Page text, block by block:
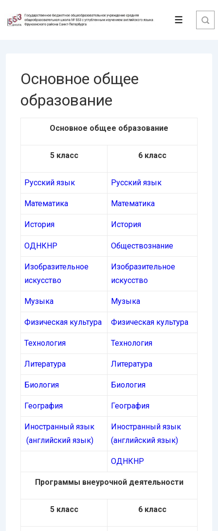
Перейти
Меню
Основное общее
образование
Основное общее образование
5 класс 6 класс
Русский язык Русский язык
Математика Математика
История История
ОДНКНР Обществознание
Изобразительное
искусство
Изобразительное
искусство
Музыка Музыка
Физическая культура Физическая культура
Технология Технология
Литература Литература
Биология Биология
География География
Иностранный язык
(английский язык)
Иностранный язык
(английский язык)
ОДНКНР
Программы внеурочной деятельности
5 класс 6 класс